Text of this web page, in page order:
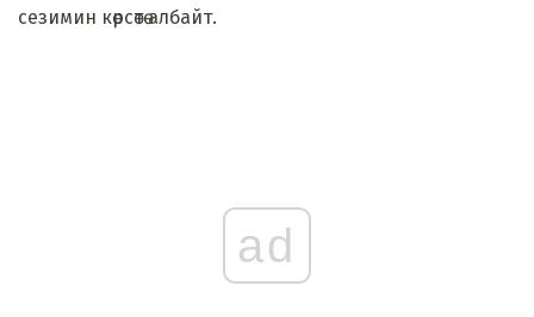
сезимин көрсөтө албайт.
ad